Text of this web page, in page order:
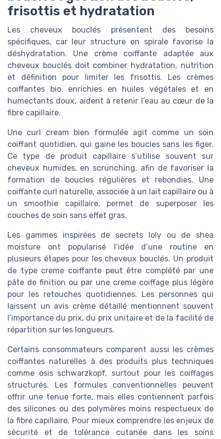
frisottis et hydratation
Les cheveux bouclés présentent des besoins
spécifiques, car leur structure en spirale favorise la
déshydratation. Une crème coiffante adaptée aux
cheveux bouclés doit combiner hydratation, nutrition
et définition pour limiter les frisottis. Les crèmes
coiffantes bio, enrichies en huiles végétales et en
humectants doux, aident à retenir l’eau au cœur de la
fibre capillaire.
Une curl cream bien formulée agit comme un soin
coiffant quotidien, qui gaine les boucles sans les figer.
Ce type de produit capillaire s’utilise souvent sur
cheveux humides, en scrunching, afin de favoriser la
formation de boucles régulières et rebondies. Une
coiffante curl naturelle, associée à un lait capillaire ou à
un smoothie capillaire, permet de superposer les
couches de soin sans effet gras.
Les gammes inspirées de secrets loly ou de shea
moisture ont popularisé l’idée d’une routine en
plusieurs étapes pour les cheveux bouclés. Un produit
de type creme coiffante peut être complété par une
pâte de finition ou par une creme coiffage plus légère
pour les retouches quotidiennes. Les personnes qui
laissent un avis crème détaillé mentionnent souvent
l’importance du prix, du prix unitaire et de la facilité de
répartition sur les longueurs.
Certains consommateurs comparent aussi les crèmes
coiffantes naturelles à des produits plus techniques
comme osis schwarzkopf, surtout pour les coiffages
structurés. Les formules conventionnelles peuvent
offrir une tenue forte, mais elles contiennent parfois
des silicones ou des polymères moins respectueux de
la fibre capillaire. Pour mieux comprendre les enjeux de
sécurité et de tolérance cutanée dans les soins